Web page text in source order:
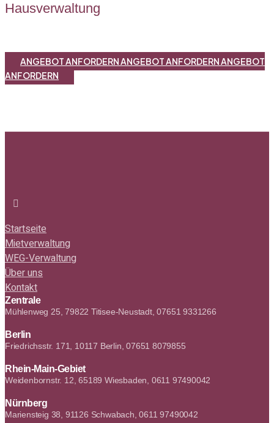
Hausverwaltung
ANGEBOT ANFORDERN ANGEBOT ANFORDERN ANGEBOT
ANFORDERN
Startseite
Mietverwaltung
WEG-Verwaltung
Über uns
Kontakt
Zentrale
Mühlenweg 25, 79822 Titisee-Neustadt, 07651 9331266
Berlin
Friedrichsstr. 171, 10117 Berlin, 07651 8079855
Rhein-Main-Gebiet
Weidenbornstr. 12, 65189 Wiesbaden, 0611 97490042
Nürnberg
Mariensteig 38, 91126 Schwabach, 0611 97490042